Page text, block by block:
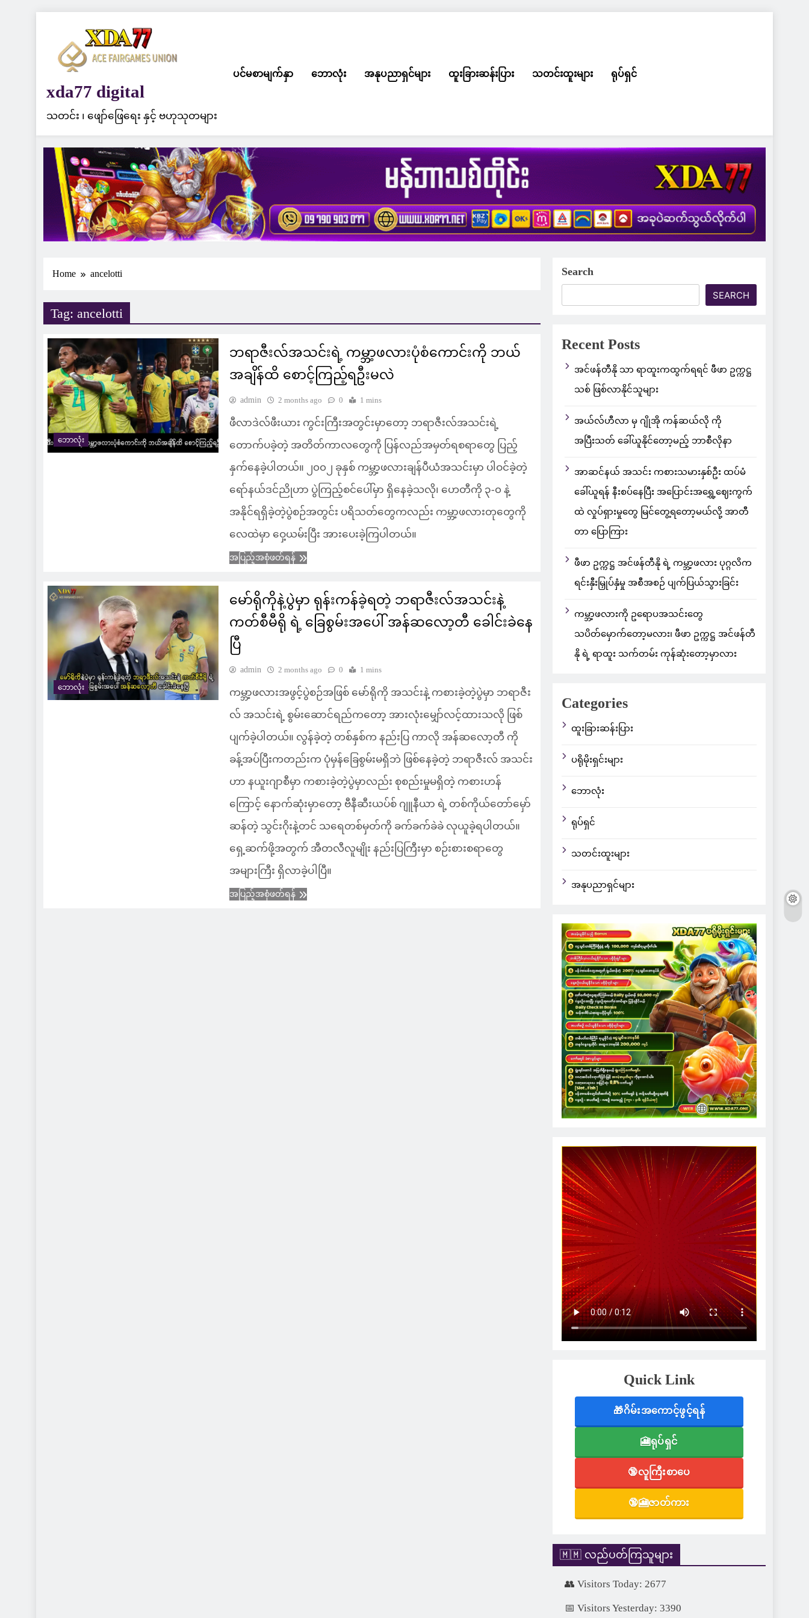
xda77 digital
သတင်း ၊ ဖျော်ဖြေရေး နှင့် ဗဟုသုတများ
ပင်မစာမျက်နှာ ဘောလုံး အနုပညာရှင်များ ထူးခြားဆန်းပြား သတင်းထူးများ ရုပ်ရှင်
Home ancelotti
Tag: ancelotti
ဘောလုံး
ဘရာဇီးလ်အသင်းရဲ့ ကမ္ဘာ့ဖလားပုံစံကောင်းကို ဘယ်
အချိန်ထိ စောင့်ကြည့်ရဦးမလဲ
admin 2 months ago 0 1 mins
ဖီလာဒဲလ်ဖီးယား ကွင်းကြီးအတွင်းမှာတော့ ဘရာဇီးလ်အသင်းရဲ့
တောက်ပခဲ့တဲ့ အတိတ်ကာလတွေကို ပြန်လည်အမှတ်ရစရာတွေ ပြည့်
နှက်နေခဲ့ပါတယ်။ ၂၀၀၂ ခုနှစ် ကမ္ဘာ့ဖလားချန်ပီယံအသင်းမှာ ပါဝင်ခဲ့တဲ့
ရော်နယ်ဒင်ညိုဟာ ပွဲကြည့်စင်ပေါ်မှာ ရှိနေခဲ့သလို၊ ဟေတီကို ၃-၀ နဲ့
အနိုင်ရရှိခဲ့တဲ့ပွဲစဉ်အတွင်း ပရိသတ်တွေကလည်း ကမ္ဘာ့ဖလားတုတွေကို
လေထဲမှာ ဝှေ့ယမ်းပြီး အားပေးခဲ့ကြပါတယ်။
အပြည့်အစုံဖတ်ရန်
ဘောလုံး
မော်ရိုကိုနဲ့ပွဲမှာ ရုန်းကန်ခဲ့ရတဲ့ ဘရာဇီးလ်အသင်းနဲ့
ကတ်စီမီရို ရဲ့ ခြေစွမ်းအပေါ် အန်ဆလော့တီ ခေါင်းခဲနေ
ပြီ
admin 2 months ago 0 1 mins
ကမ္ဘာ့ဖလားအဖွင့်ပွဲစဉ်အဖြစ် မော်ရိုကို အသင်းနဲ့ ကစားခဲ့တဲ့ပွဲမှာ ဘရာဇီး
လ် အသင်းရဲ့ စွမ်းဆောင်ရည်ကတော့ အားလုံးမျှော်လင့်ထားသလို ဖြစ်
ပျက်ခဲ့ပါတယ်။ လွန်ခဲ့တဲ့ တစ်နှစ်က နည်းပြ ကာလို အန်ဆလော့တီ ကို
ခန့်အပ်ပြီးကတည်းက ပုံမှန်ခြေစွမ်းမရှိဘဲ ဖြစ်နေခဲ့တဲ့ ဘရာဇီးလ် အသင်း
ဟာ နယူးဂျာစီမှာ ကစားခဲ့တဲ့ပွဲမှာလည်း စုစည်းမှုမရှိတဲ့ ကစားဟန်
ကြောင့် နောက်ဆုံးမှာတော့ ဗီနီဆီးယပ်စ် ဂျူနီယာ ရဲ့ တစ်ကိုယ်တော်မှော်
ဆန်တဲ့ သွင်းဂိုးနဲ့တင် သရေတစ်မှတ်ကို ခက်ခက်ခဲခဲ လုယူခဲ့ရပါတယ်။
ရှေ့ဆက်ဖို့အတွက် အီတလီလူမျိုး နည်းပြကြီးမှာ စဉ်းစားစရာတွေ
အများကြီး ရှိလာခဲ့ပါပြီ။
အပြည့်အစုံဖတ်ရန်
Search
SEARCH
Recent Posts
အင်ဖန်တီနို သာ ရာထူးကထွက်ရရင် ဖီဖာ ဥက္ကဋ္ဌ
သစ် ဖြစ်လာနိုင်သူများ
အယ်လ်ဟီလာ မှ ဂျိုအို ကန်ဆယ်လို ကို
အပြီးသတ် ခေါ်ယူနိုင်တော့မည့် ဘာစီလိုနာ
အာဆင်နယ် အသင်း ကစားသမားနှစ်ဦး ထပ်မံ
ခေါ်ယူရန် နီးစပ်နေပြီး အပြောင်းအရွှေ့ဈေးကွက်
ထဲ လှုပ်ရှားမှုတွေ မြင်တွေ့ရတော့မယ်လို့ အာတီ
တာ ပြောကြား
ဖီဖာ ဥက္ကဋ္ဌ အင်ဖန်တီနို ရဲ့ ကမ္ဘာ့ဖလား ပုဂ္ဂလိက
ရင်းနှီးမြှုပ်နှံမှု အစီအစဉ် ပျက်ပြယ်သွားခြင်း
ကမ္ဘာ့ဖလားကို ဥရောပအသင်းတွေ
သပိတ်မှောက်တော့မလား၊ ဖီဖာ ဥက္ကဋ္ဌ အင်ဖန်တီ
နို ရဲ့ ရာထူး သက်တမ်း ကုန်ဆုံးတော့မှာလား
Categories
ထူးခြားဆန်းပြား
ပရိုမိုးရှင်းများ
ဘောလုံး
ရုပ်ရှင်
သတင်းထူးများ
အနုပညာရှင်များ
Quick Link
🎁ဂိမ်းအကောင့်ဖွင့်ရန်
🎦ရုပ်ရှင်
🔞လူကြီးစာပေ
🔞🎦ဇာတ်ကား
🇲🇲 လည်ပတ်ကြသူများ
👥 Visitors Today: 2677
📅 Visitors Yesterday: 3390